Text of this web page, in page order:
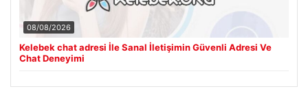
08/08/2026
Kelebek chat adresi İle Sanal İletişimin Güvenli Adresi Ve
Chat Deneyimi